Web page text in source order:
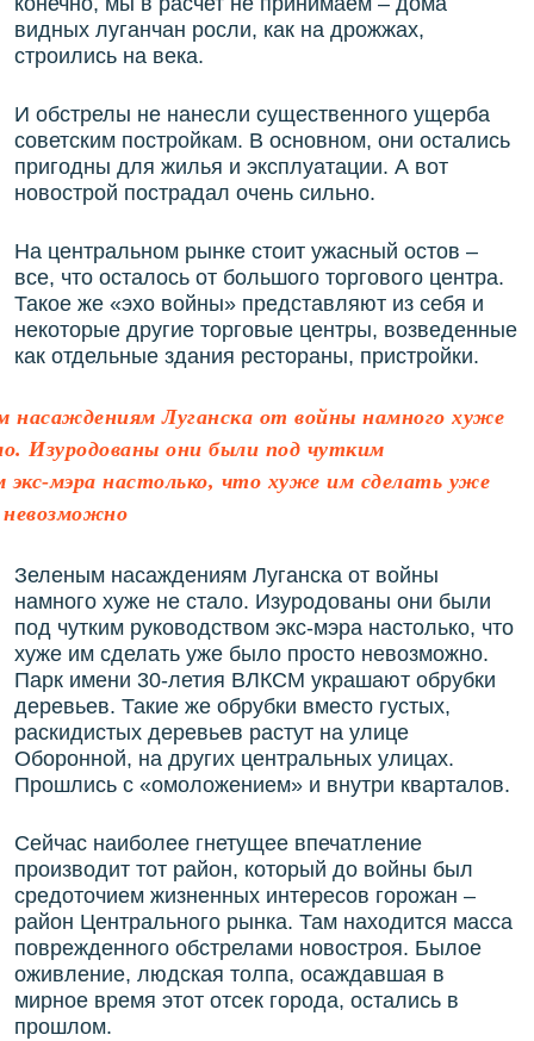
видных луганчан росли, как на дрожжах,
строились на века.
И обстрелы не нанесли существенного ущерба
советским постройкам. В основном, они остались
пригодны для жилья и эксплуатации. А вот
новострой пострадал очень сильно.
На центральном рынке стоит ужасный остов –
все, что осталось от большого торгового центра.
Такое же «эхо войны» представляют из себя и
некоторые другие торговые центры, возведенные
как отдельные здания рестораны, пристройки.
насаждениям Луганска от войны намного хуже
Изуродованы они были под чутким
экс-мэра настолько, что хуже им сделать уже
Зеленым насаждениям Луганска от войны
намного хуже не стало. Изуродованы они были
под чутким руководством экс-мэра настолько, что
хуже им сделать уже было просто невозможно.
Парк имени 30-летия ВЛКСМ украшают обрубки
деревьев. Такие же обрубки вместо густых,
раскидистых деревьев растут на улице
Оборонной, на других центральных улицах.
Прошлись с «омоложением» и внутри кварталов.
Сейчас наиболее гнетущее впечатление
производит тот район, который до войны был
средоточием жизненных интересов горожан –
район Центрального рынка. Там находится масса
поврежденного обстрелами новостроя. Былое
оживление, людская толпа, осаждавшая в
мирное время этот отсек города, остались в
прошлом.